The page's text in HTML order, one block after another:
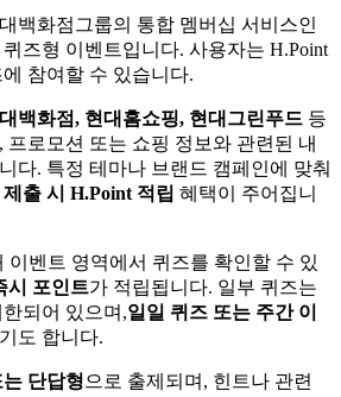
백화점그룹의 통합 멤버십 서비스인
즈형 이벤트입니다. 사용자는 H.Point
참여할 수 있습니다.
백화점, 현대홈쇼핑, 현대그린푸드 등
프로모션 또는 쇼핑 정보와 관련된 내
다. 특정 테마나 브랜드 캠페인에 맞춰
제출 시 H.Point 적립 혜택이 주어집니
이벤트 영역에서 퀴즈를 확인할 수 있
시 포인트가 적립됩니다. 일부 퀴즈는
되어 있으며,일일 퀴즈 또는 주간 이
도 합니다.
단답형 으로 출제되며, 힌트나 관련